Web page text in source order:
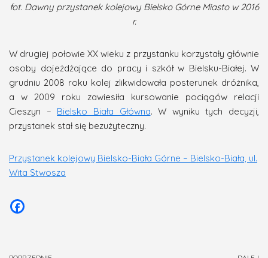
fot. Dawny przystanek kolejowy Bielsko Górne Miasto w 2016
r.
W drugiej połowie XX wieku z przystanku korzystały głównie
osoby dojeżdżające do pracy i szkół w Bielsku-Białej. W
grudniu 2008 roku kolej zlikwidowała posterunek dróżnika,
a w 2009 roku zawiesiła kursowanie pociągów relacji
Cieszyn – Bielsko Biała Główna. W wyniku tych decyzji,
przystanek stał się bezużyteczny.
Przystanek kolejowy Bielsko-Biała Górne – Bielsko-Biała, ul.
Wita Stwosza